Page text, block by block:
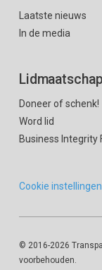
Laatste nieuws
In de media
Lidmaatschap
Doneer of schenk!
Word lid
Business Integrity
Cookie instellingen
© 2016-2026
voorbehouden.